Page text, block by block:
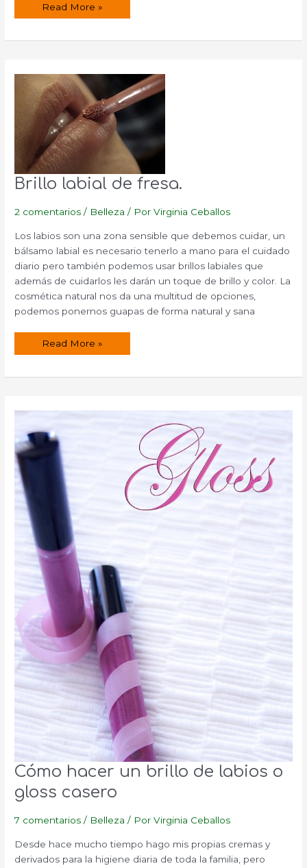
Crema
Read More »
Brillo labial de fresa.
2 comentarios / Belleza / PorVirginia Ceballos
Los labios son una zona sensible que debemos cuidar, un
bálsamo labial es necesario tenerlo a mano para el cuidado
diario pero también podemos usar brillos labiales que
además de cuidarlos les darán un toque de brillo y color. La
cosmética natural nos da una multitud de opciones,
podemos ponernos guapas de forma natural y sana
Brillo
Read More »
Cómo hacer un brillo de labios o
gloss casero
7 comentarios / Belleza / PorVirginia Ceballos
Desde hace mucho tiempo hago mis propias cremas y
derivados para la higiene diaria de toda la familia, pero